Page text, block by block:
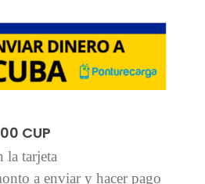
CUP
la tarjeta
a enviar y hacer pago